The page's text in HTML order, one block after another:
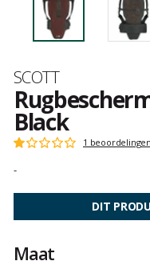
Merk
SCOTT
Black
Het
van
Score
op
1 beoordelingen
-
DIT
Maat